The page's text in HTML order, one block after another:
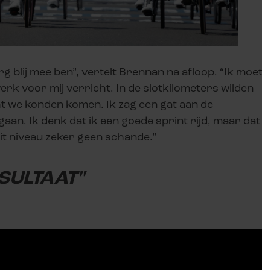
blij mee ben”, vertelt Brennan na afloop. “Ik moet
voor mij verricht. In de slotkilometers wilden
konden komen. Ik zag een gat aan de
Ik denk dat ik een goede sprint rijd, maar dat
niveau zeker geen schande.”